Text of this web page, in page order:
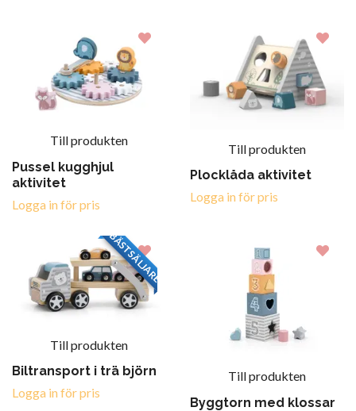
Till produkten
Pussel kugghjul
aktivitet
Logga in för pris
Till produkten
Plocklåda aktivitet
Logga in för pris
BÄSTSÄLJARE
Till produkten
Biltransport i trä björn
Logga in för pris
Till produkten
Byggtorn med klossar